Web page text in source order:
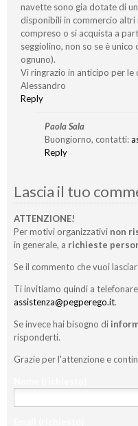
navette sono gia dotate di
disponibili in commercio altri
compreso o si acquista a
seggiolino, non so se è
ognuno).
Vi ringrazio in anticipo per le
Alessandro
Reply
Paola Sala
Buongiorno, contatti:
Reply
Lascia il tuo
ATTENZIONE!
Per motivi organizzativi non
in generale, a richieste
Se il commento che vuoi
Ti invitiamo quindi a
assistenza@pegperego.it.
Se invece hai bisogno di
risponderti.
Grazie per l'attenzione e